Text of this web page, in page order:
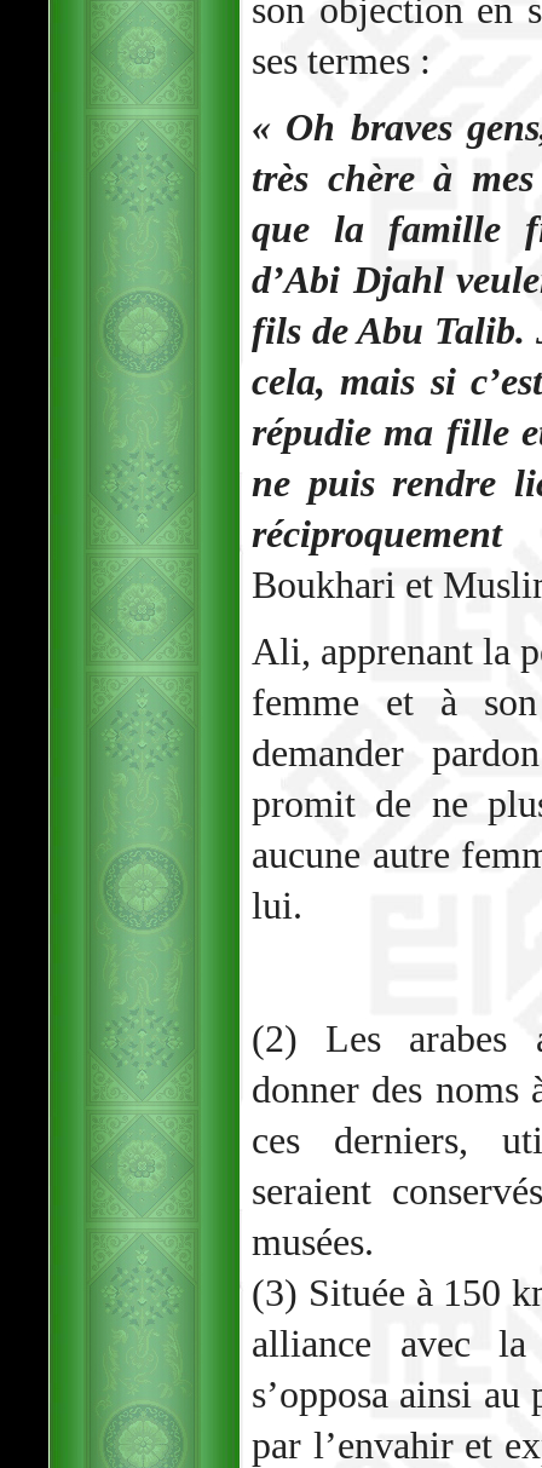
son objection en
ses termes :
« Oh braves
très chère à
que la famille
d’Abi Djahl
fils de Abu Talib.
cela, mais si
répudie ma fille
ne puis rendre
réciproquement
Boukhari et
Ali, apprenant la
femme et à
demander
promit de ne
aucune autre
lui.
(2) Les arabes
donner des noms
ces derniers,
seraient
musées.
(3) Située à 150
alliance avec
s’opposa ainsi
par l’envahir et